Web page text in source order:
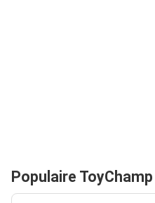
Populaire